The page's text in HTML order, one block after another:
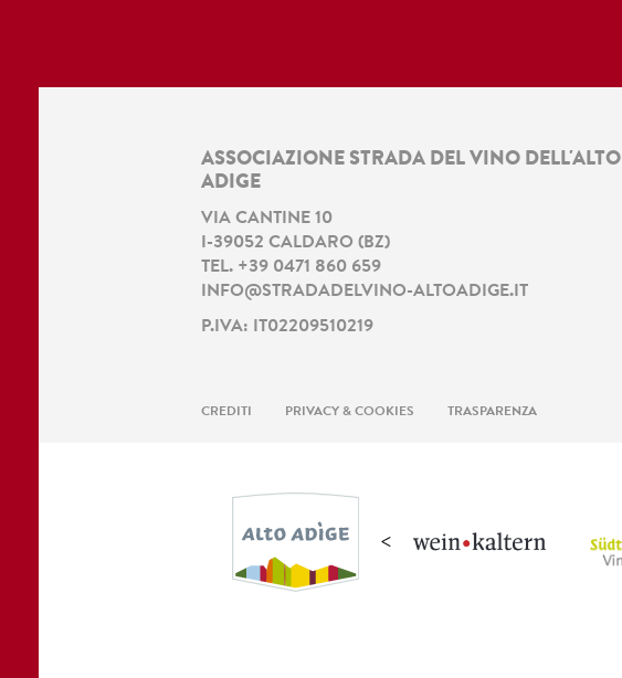
ASSOCIAZIONE STRADA DEL VINO DELL'ALTO
ADIGE
VIA CANTINE 10
-39052 CALDARO (BZ)
TEL. +39 0471 860 659
INFO@STRADADELVINO-ALTOADIGE.IT
P.IVA: IT02209510219
CREDITI PRIVACY & COOKIES TRASPARENZA
<